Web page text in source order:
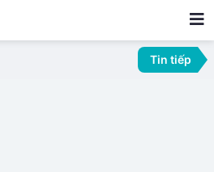
Tin tiếp